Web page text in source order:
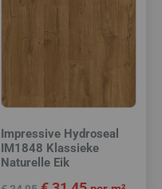
Impressive Hydroseal
IM1848 Klassieke
Naturelle Eik